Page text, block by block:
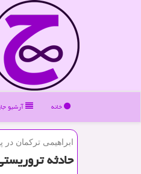
خانه آرشیو
ابراهیمی تركمان در
حادثه